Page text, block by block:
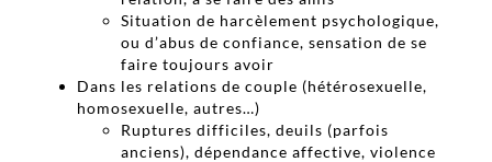
Situation de harcèlement psychologique,
ou d’abus de confiance, sensation de se
faire toujours avoir
Dans les relations de couple (hétérosexuelle,
homosexuelle, autres…)
Ruptures difficiles, deuils (parfois
anciens), dépendance affective, violence